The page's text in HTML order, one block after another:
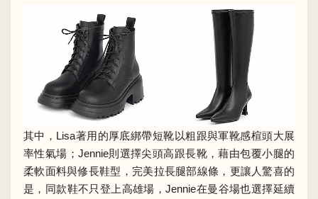
其中，Lisa著用的厚底綁帶短靴以粗跟與軍靴感楦頭大展
率性氣場；Jennie則選擇尖頭高跟長靴，藉由包覆小腿的
柔軟面料與修長鞋型，完美拉長腿部線條，更讓人驚喜的
是，同款鞋不只登上高雄場，Jennie在曼谷場也選擇延續